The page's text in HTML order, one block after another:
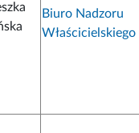
Biuro Nadzoru
Właścicielskiego